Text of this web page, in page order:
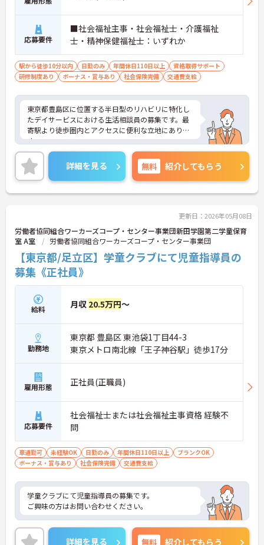
応募要件
■社会福祉主事・社会福祉士・介護福祉
士・精神保健福祉士：いずれか
駅から徒歩10分以内 日勤のみ 年間休日110日以上
資格取得サポート
研修制度あり
ボーナス・賞与あり 社会保険完備 交通費支給
東京都豊島区に位置する半日型のリハビリに特化し
たデイサービスにおける生活相談員の募集です。最
寄駅より徒歩圏内とアクセスに便利な立地にありま
す。
日曜はお休みです。プライベートとのメリハリのあ
る働き方が可能です。ご利用者に寄り添ってサービ
スの提供を行っていただける方を募集しています。
ご興味のある方には、面接対策ポイントなど、さら
に詳細をご案内しますのでお気軽にご相談くださ
詳細を見る 無料 紹介してもらう
更新日：2026年05月08日
労働者協同組合ワーカーズコープ・センター事業団新田学園第二学童保育
室 A室
労働者協同組合ワーカーズコープ・センター事業団
【東京都/足立区】学童クラブにて児童指導員の
募集《正社員》
給料 月収 20.5万円～
勤務地
東京都 豊島区 東池袋1丁目44-3
東京メトロ南北線「王子神谷駅」徒歩17分
雇用形態 正社員(正職員)
応募要件
社会福祉士または社会福祉主事資格 経験不
問
車通勤可 未経験OK 日勤のみ 年間休日110日以上
ブランクOK
ボーナス・賞与あり
社会保険完備 交通費支給
学童クラブにて児童指導員の募集です。
ご興味の方はお問い合わせください。
詳細を見る 無料 紹介してもらう